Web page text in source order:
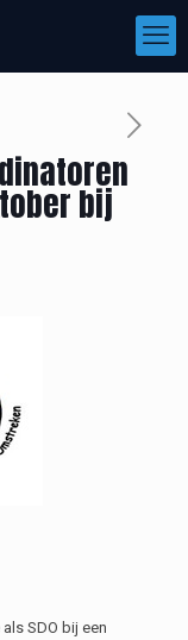
bij
SDO bij een